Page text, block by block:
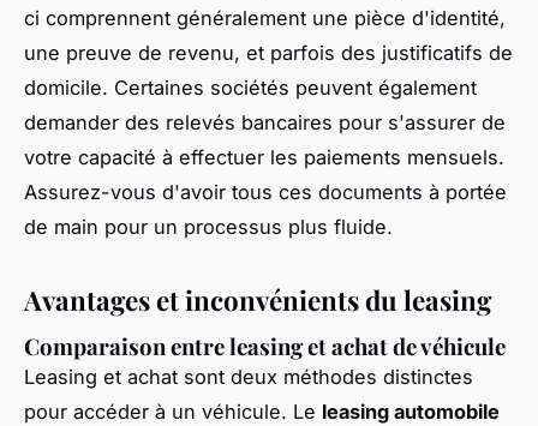
ci comprennent généralement une pièce d'identité,
une preuve de revenu, et parfois des justificatifs de
domicile. Certaines sociétés peuvent également
demander des relevés bancaires pour s'assurer de
votre capacité à effectuer les paiements mensuels.
Assurez-vous d'avoir tous ces documents à portée
de main pour un processus plus fluide.
Avantages et inconvénients du leasing
Comparaison entre leasing et achat de véhicule
Leasing et achat sont deux méthodes distinctes
pour accéder à un véhicule. Le leasing automobile